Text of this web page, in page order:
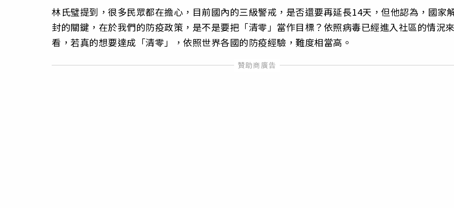
林氏璧提到，很多民眾都在擔心，目前國內的三級警戒，是否還要再延長14天，但他認為，國家
封的關鍵，在於我們的防疫政策，是不是要把「清零」當作目標？依照病毒已經進入社區的情況
看，若真的想要達成「清零」，依照世界各國的防疫經驗，難度相當高。